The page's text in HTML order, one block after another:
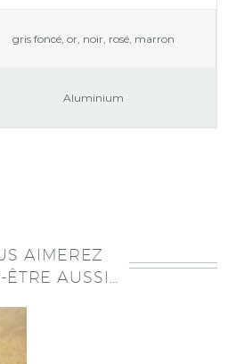
gris foncé, or, noir, rosé, marron
Aluminium
AIMEREZ
ÊTRE AUSSI…